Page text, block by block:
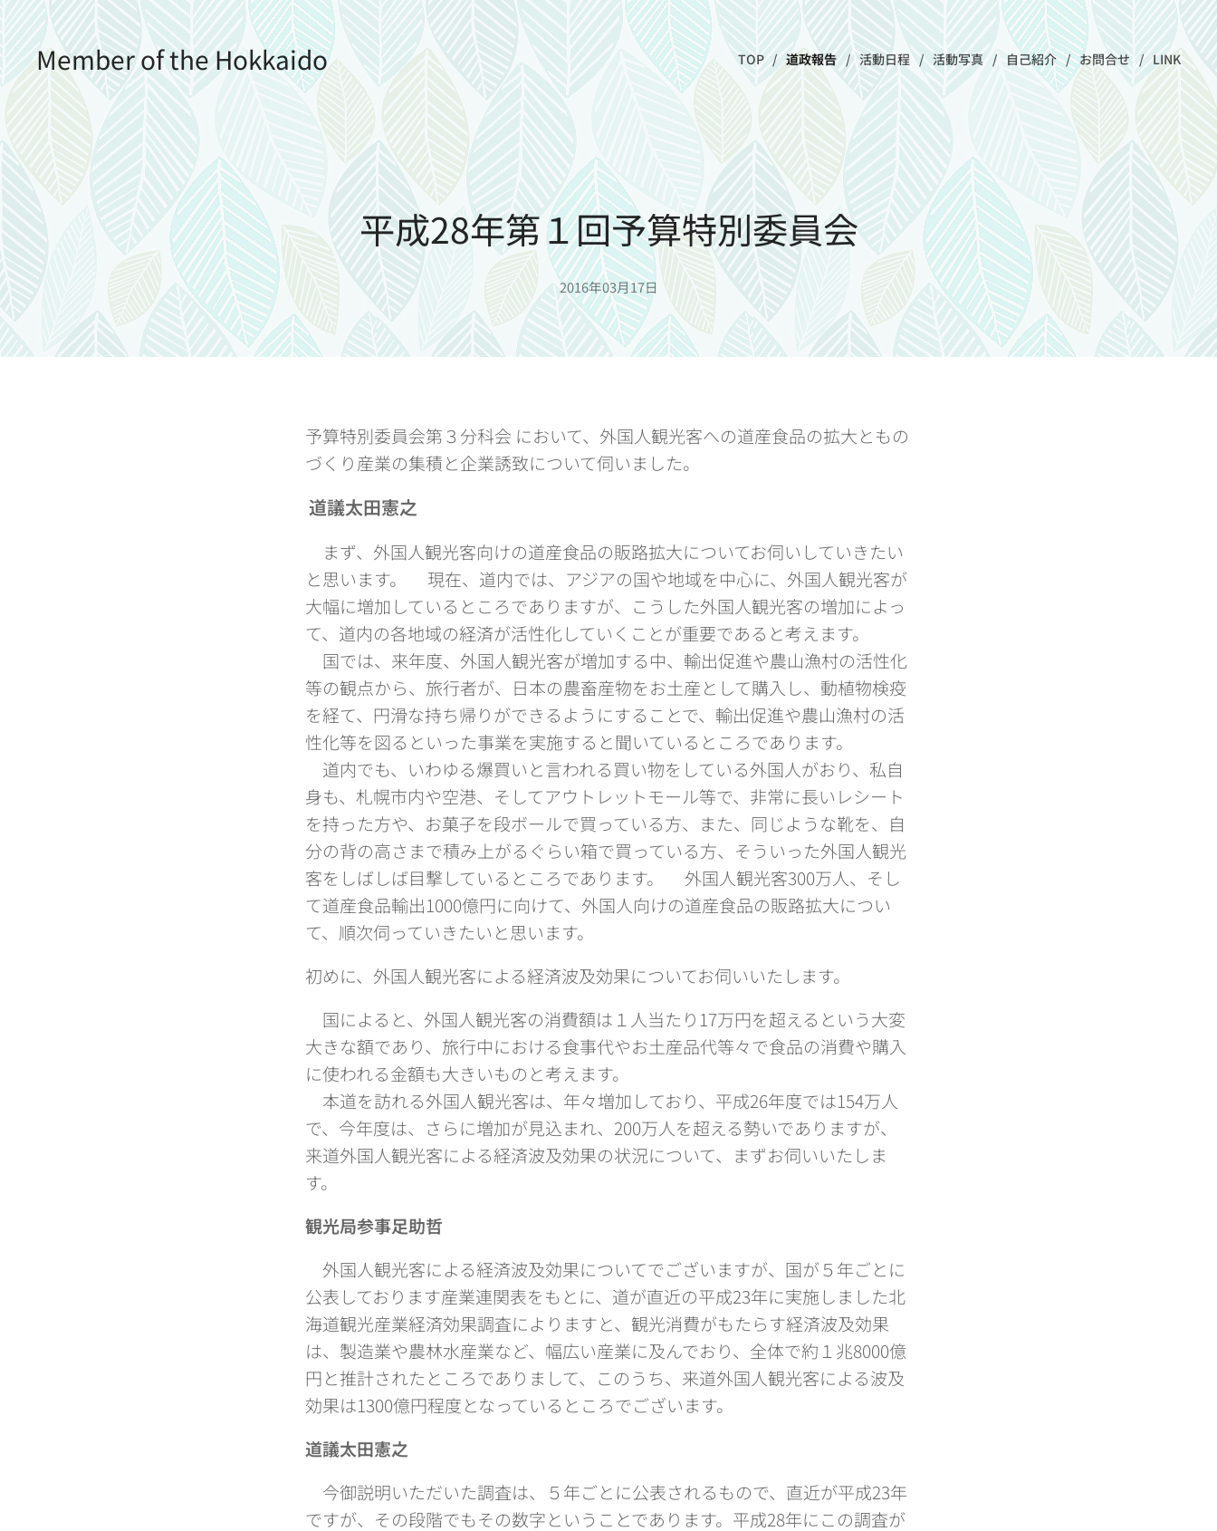
Member of the Hokkaido
Prefectural Assembly
TOP 道政報告 活動日程 活動写真 自己紹介 お問合せ LINK
平成28年第１回予算特別委員会
2016年03月17日
予算特別委員会第３分科会 において、外国人観光客への道産食品の拡大ともの
づくり産業の集積と企業誘致について伺いました。
道議太田憲之
まず、外国人観光客向けの道産食品の販路拡大についてお伺いしていきたい
と思います。 現在、道内では、アジアの国や地域を中心に、外国人観光客が
大幅に増加しているところでありますが、こうした外国人観光客の増加によっ
て、道内の各地域の経済が活性化していくことが重要であると考えます。
国では、来年度、外国人観光客が増加する中、輸出促進や農山漁村の活性化
等の観点から、旅行者が、日本の農畜産物をお土産として購入し、動植物検疫
を経て、円滑な持ち帰りができるようにすることで、輸出促進や農山漁村の活
性化等を図るといった事業を実施すると聞いているところであります。
道内でも、いわゆる爆買いと言われる買い物をしている外国人がおり、私自
身も、札幌市内や空港、そしてアウトレットモール等で、非常に長いレシート
を持った方や、お菓子を段ボールで買っている方、また、同じような靴を、自
分の背の高さまで積み上がるぐらい箱で買っている方、そういった外国人観光
客をしばしば目撃しているところであります。 外国人観光客300万人、そし
て道産食品輸出1000億円に向けて、外国人向けの道産食品の販路拡大につい
て、順次伺っていきたいと思います。
初めに、外国人観光客による経済波及効果についてお伺いいたします。
国によると、外国人観光客の消費額は１人当たり17万円を超えるという大変
大きな額であり、旅行中における食事代やお土産品代等々で食品の消費や購入
に使われる金額も大きいものと考えます。
本道を訪れる外国人観光客は、年々増加しており、平成26年度では154万人
で、今年度は、さらに増加が見込まれ、200万人を超える勢いでありますが、
来道外国人観光客による経済波及効果の状況について、まずお伺いいたしま
す。
観光局参事足助哲
外国人観光客による経済波及効果についてでございますが、国が５年ごとに
公表しております産業連関表をもとに、道が直近の平成23年に実施しました北
海道観光産業経済効果調査によりますと、観光消費がもたらす経済波及効果
は、製造業や農林水産業など、幅広い産業に及んでおり、全体で約１兆8000億
円と推計されたところでありまして、このうち、来道外国人観光客による波及
効果は1300億円程度となっているところでございます。
道議太田憲之
今御説明いただいた調査は、５年ごとに公表されるもので、直近が平成23年
ですが、その段階でもその数字ということであります。平成28年にこの調査が